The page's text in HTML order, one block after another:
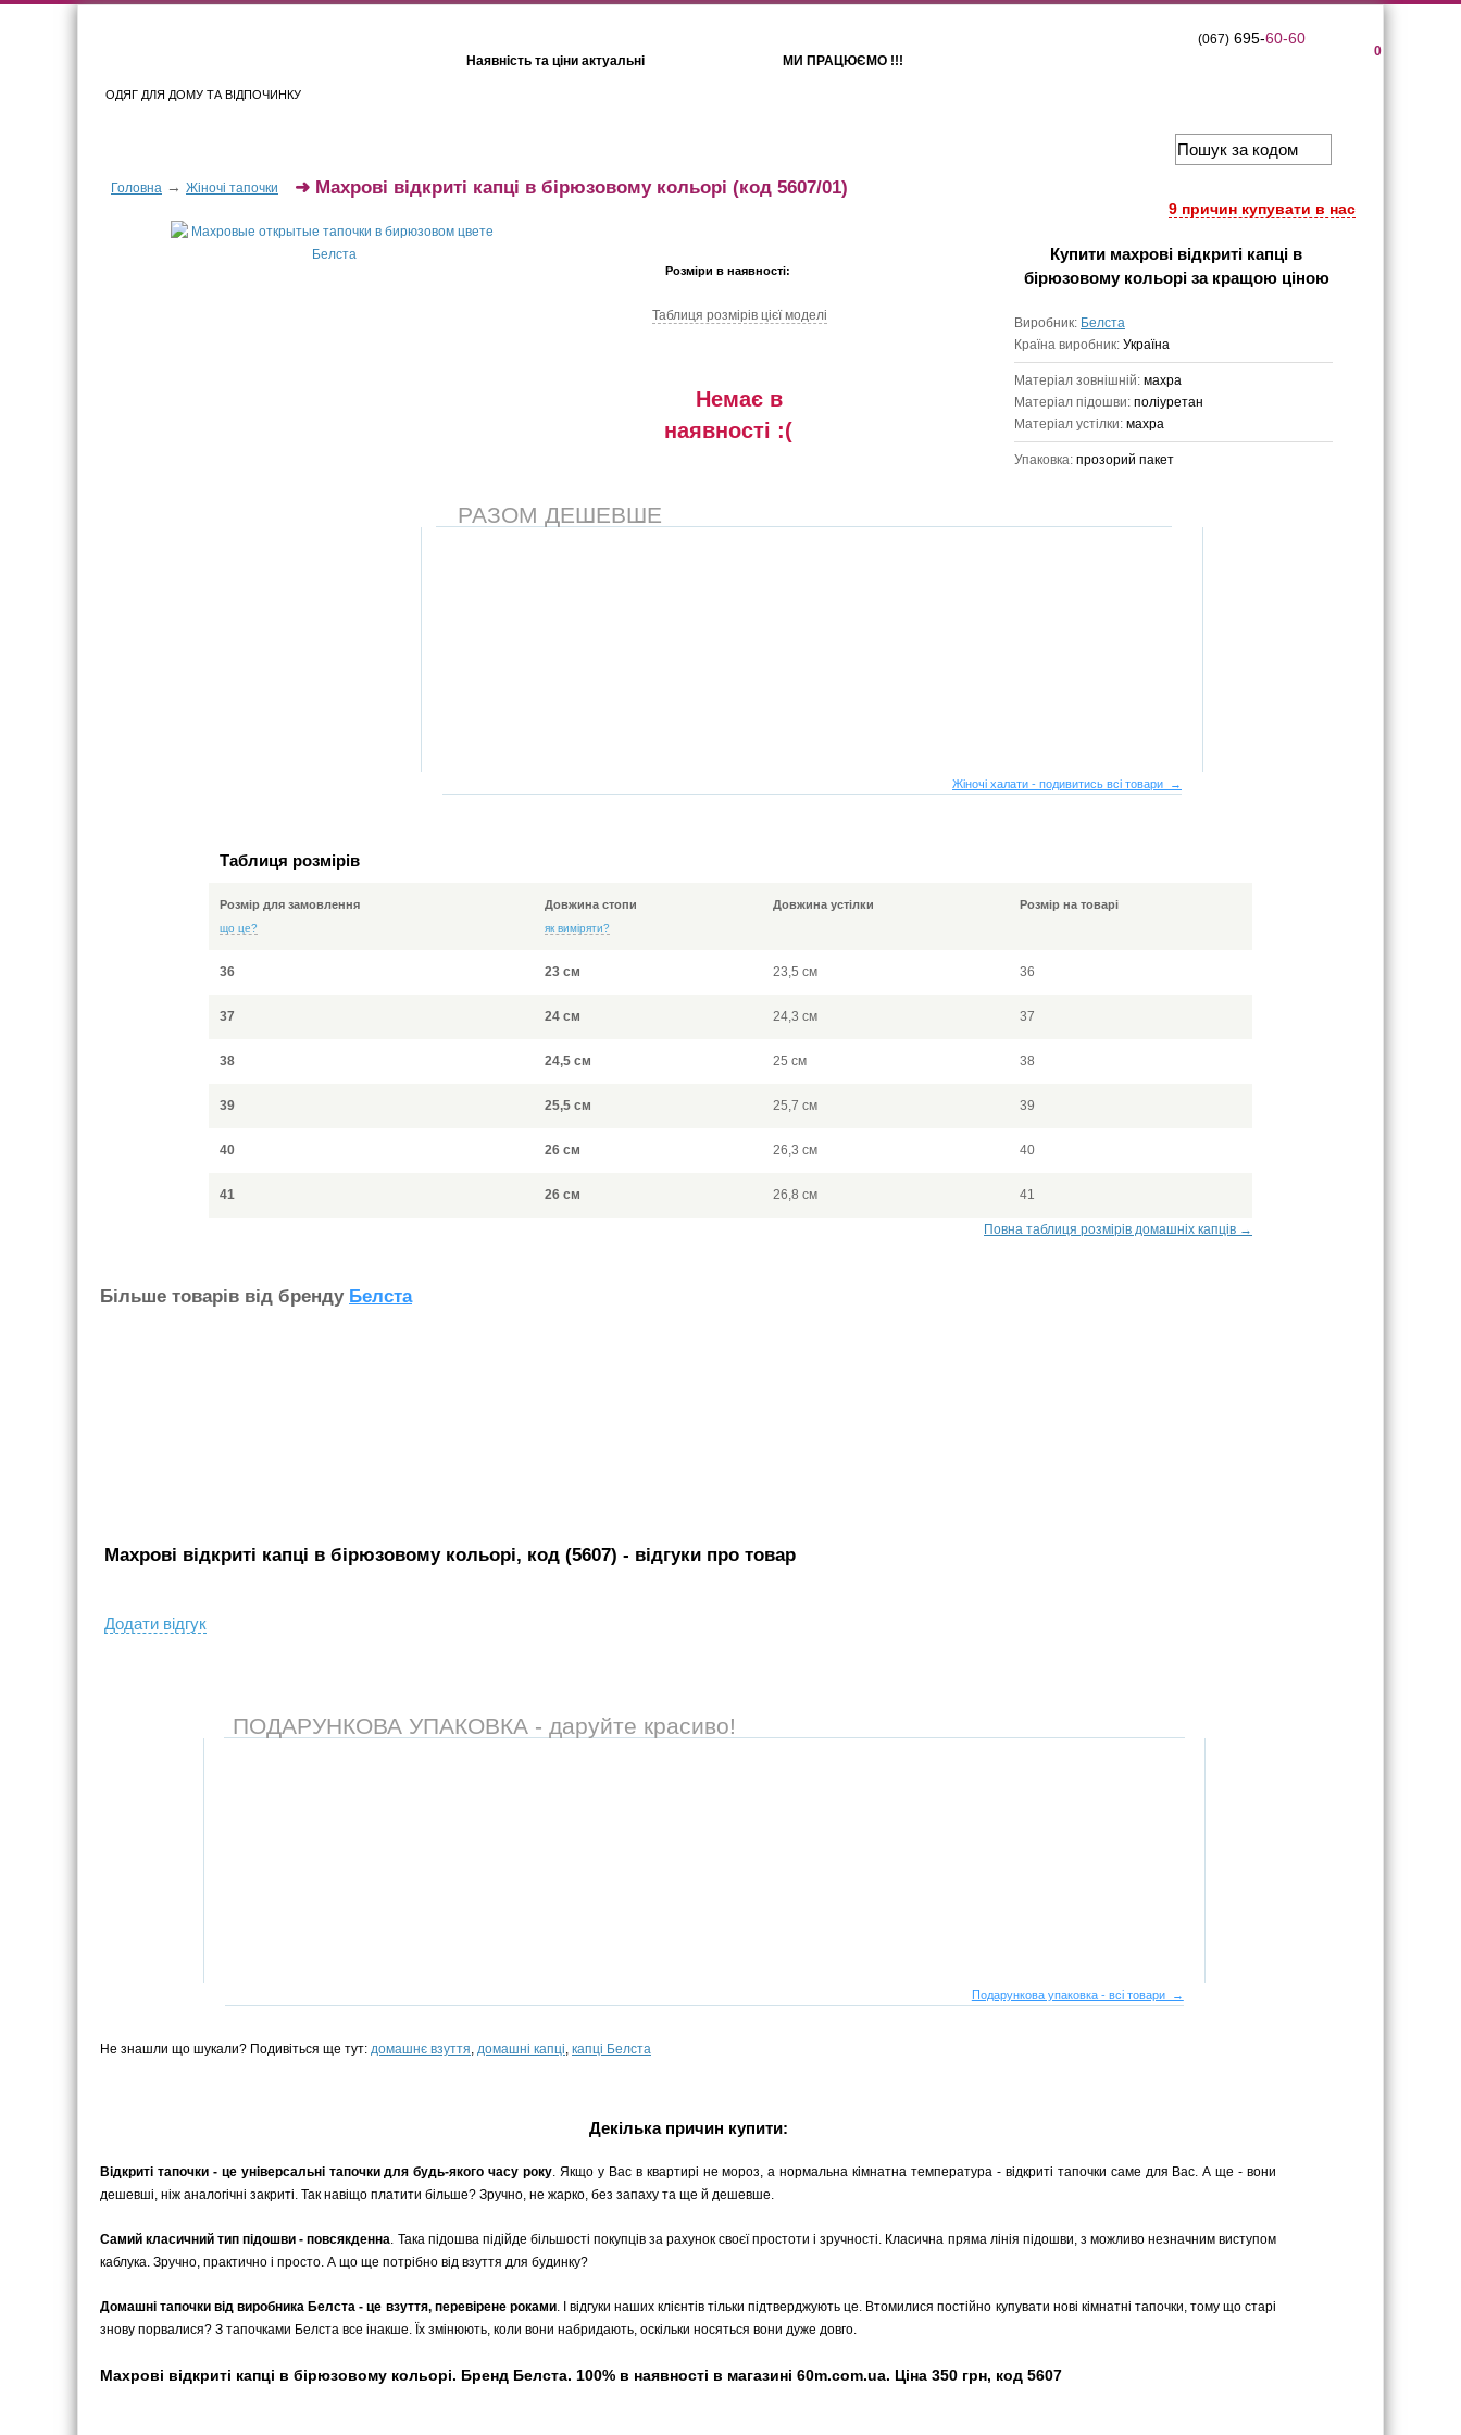
ОДЯГ ДЛЯ ДОМУ ТА ВІДПОЧИНКУ
Наявність та ціни актуальні МИ ПРАЦЮЄМО !!!
0
(067)695-60-60
Головна → Жіночі тапочки
9 причин купувати в нас
➜ Махрові відкриті капці в бірюзовому кольорі (код 5607/01)
Розміри в наявності:
Таблиця розмiрiв цiєї моделi
Немає в
наявностi :(
Купити махрові відкриті капці в
бірюзовому кольоріза кращою ціною
Виробник: Белста
Країна виробник: Україна
Матеріал зовнішній: махра
Матеріал підошви: поліуретан
Матеріал устілки: махра
Упаковка: прозорий пакет
РАЗОМ ДЕШЕВШЕ
Жіночі халати - подивитись всі товари →
Таблиця розмірів
Розмір для замовлення
що це?
Довжина стопи
як виміряти?
Довжина устілки Розмір на товарі
36 23 см 23,5 см 36
37 24 см 24,3 см 37
38 24,5 см 25 см 38
39 25,5 см 25,7 см 39
40 26 см 26,3 см 40
41 26 см 26,8 см 41
Повна таблиця розмірів домашніх капців →
Бiльше товарiв вiд бренду Белста
Махрові відкриті капці в бірюзовому кольорі, код (5607) - вiдгуки про товар
Додати вiдгук
ПОДАРУНКОВА УПАКОВКА - даруйте красиво!
Подарункова упаковка - всі товари →
Не знашли що шукали? Подивіться ще тут: домашнє взуття, домашні капці, капці Белста
Декілька причин купити:
Відкриті тапочки - це універсальні тапочки для будь-якого часу року. Якщо у Вас в квартирі не мороз, а нормальна кімнатна температура - відкриті тапочки саме для Вас. А ще - вони
дешевші, ніж аналогічні закриті. Так навіщо платити більше? Зручно, не жарко, без запаху та ще й дешевше.
Самий класичний тип підошви - повсякденна. Така підошва підійде більшості покупців за рахунок своєї простоти і зручності. Класична пряма лінія підошви, з можливо незначним виступом
каблука. Зручно, практично і просто. А що ще потрібно від взуття для будинку?
Домашні тапочки від виробника Белста - це взуття, перевірене роками. І відгуки наших клієнтів тільки підтверджують це. Втомилися постійно купувати нові кімнатні тапочки, тому що старі
знову порвалися? З тапочками Белста все інакше. Їх змінюють, коли вони набридають, оскільки носяться вони дуже довго.
Махрові відкриті капці в бірюзовому кольорі. Бренд Белста. 100% в наявності в магазині 60m.com.ua. Ціна 350 грн, код 5607